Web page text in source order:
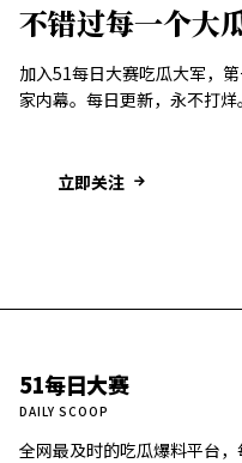
不错过每一个大
加入51每日大赛吃瓜大军，
家内幕。每日更新，永不打烊。
立即关注
51每日大赛
DAILY SCOOP
全网最及时的吃瓜爆料平台